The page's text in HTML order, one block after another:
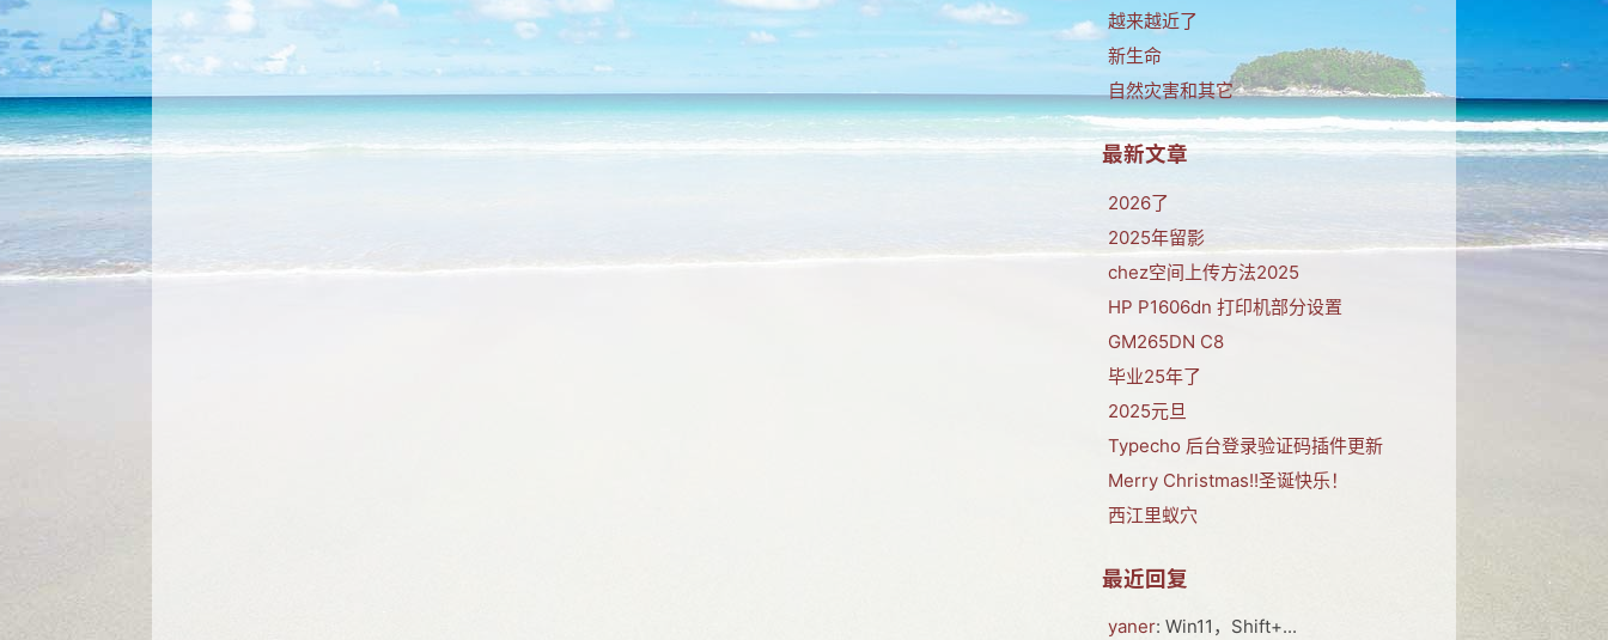
越来越近了
新生命
自然灾害和其它
最新文章
2026了
2025年留影
chez空间上传方法2025
HP P1606dn 打印机部分设置
GM265DN C8
毕业25年了
2025元旦
Typecho 后台登录验证码插件更新
Merry Christmas!!圣诞快乐！
西江里蚁穴
最近回复
yaner: Win11，Shift+...